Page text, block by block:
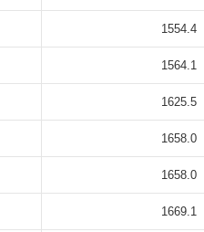
1554.4
1564.1
1625.5
1658.0
1658.0
1669.1